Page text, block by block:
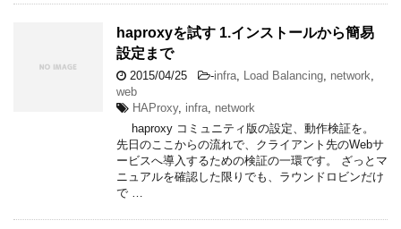
haproxyを試す 1.インストールから簡易
設定まで
2015/04/25 -infra Load Balancing network
web
HAProxy, infra network
haproxy コミュニティ版の設定、動作検証を。
先日のここからの流れで、クライアント先のWebサ
ービスへ導入するための検証の一環です。 ざっとマ
ニュアルを確認した限りでも、ラウンドロビンだけ
で …